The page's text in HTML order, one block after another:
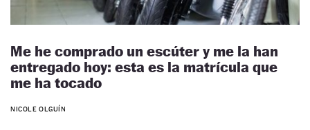
Me he comprado un escúter y me la han
entregado hoy: esta es la matrícula que
me ha tocado
NICOLE OLGUÍN